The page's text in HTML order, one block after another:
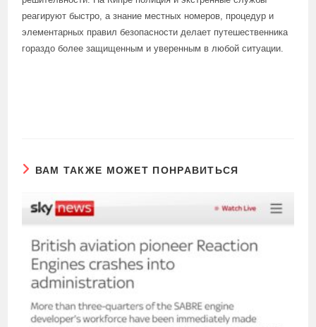
реагируют быстро, а знание местных номеров, процедур и
элементарных правил безопасности делает путешественника
гораздо более защищенным и уверенным в любой ситуации.
ВАМ ТАКЖЕ МОЖЕТ ПОНРАВИТЬСЯ